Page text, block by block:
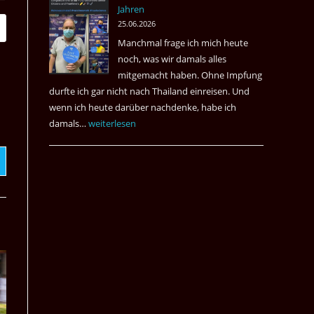
&
May
Das
Desaster
Spiel
Jahren
25.06.2026
Manchmal frage ich mich heute
noch, was wir damals alles
mitgemacht haben. Ohne Impfung
durfte ich gar nicht nach Thailand einreisen. Und
wenn ich heute darüber nachdenke, habe ich
damals…Das
weiterlesen